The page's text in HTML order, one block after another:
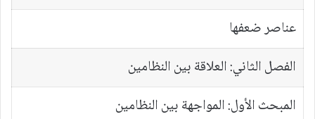
عناصر ضعفها
الفصل الثاني: العلاقة بين النظامين
المبحث الأول: المواجهة بين النظامين